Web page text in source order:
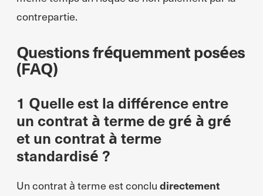
contrepartie.
Questions fréquemment posées
(FAQ)
1 Quelle est la différence entre
un contrat à terme de gré à gré
et un contrat à terme
standardisé ?
Un contrat à terme est conclu directement